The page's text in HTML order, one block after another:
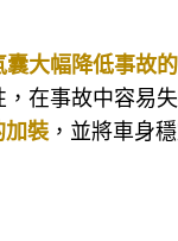
大幅降低事故
在事故中容易失
加裝，並將車身